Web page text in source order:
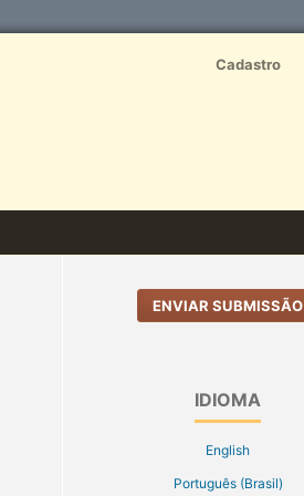
Cadastro
ENVIAR SUBMISSÃO
IDIOMA
English
Português (Brasil)